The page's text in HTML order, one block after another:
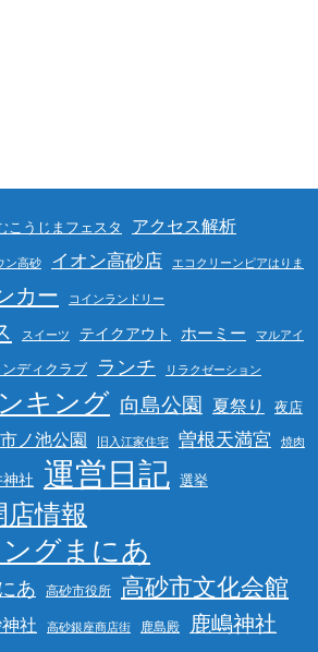
こうじまフェスタ アクセス解析
ン高砂 イオン高砂店 エコクリーンピアはりま
カー コインランドリー
スイーツ テイクアウト ホーミー マルアイ
ディクラブ ランチ リラクゼーション
キング 向島公園 夏祭り 夜店
市ノ池公園 旧入江家住宅 曽根天満宮 焼肉
社 運営日記 選挙
店情報
グまにあ
あ 高砂市役所 高砂市文化会館
社 高砂銀座商店街 鹿島殿 鹿嶋神社